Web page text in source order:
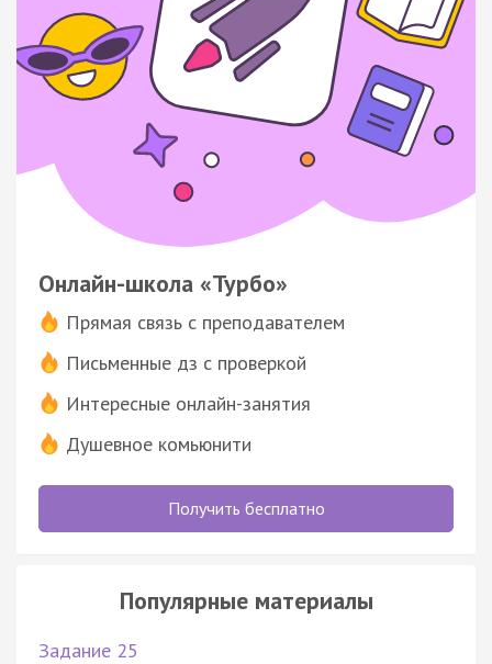
Онлайн-школа «Турбо»
Прямая связь с преподавателем
Письменные дз с проверкой
Интересные онлайн-занятия
Душевное комьюнити
Получить бесплатно
Популярные материалы
Задание 25